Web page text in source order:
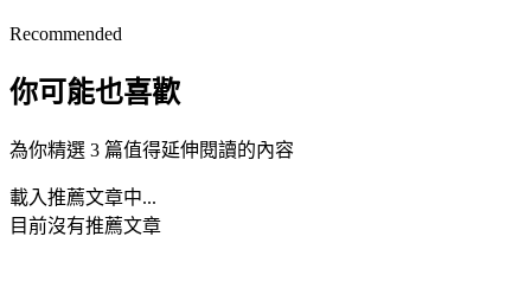
Recommended
你可能也喜歡
為你精選 3 篇值得延伸閱讀的內容
載入推薦文章中...
目前沒有推薦文章